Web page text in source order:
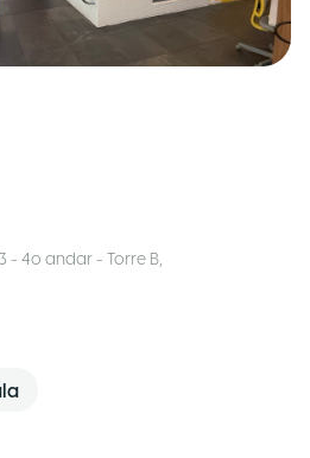
- 4o andar - Torre B,